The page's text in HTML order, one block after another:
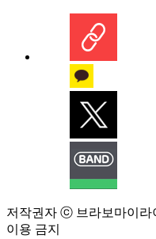
저작권자 ⓒ 브라보마이라
이용 금지